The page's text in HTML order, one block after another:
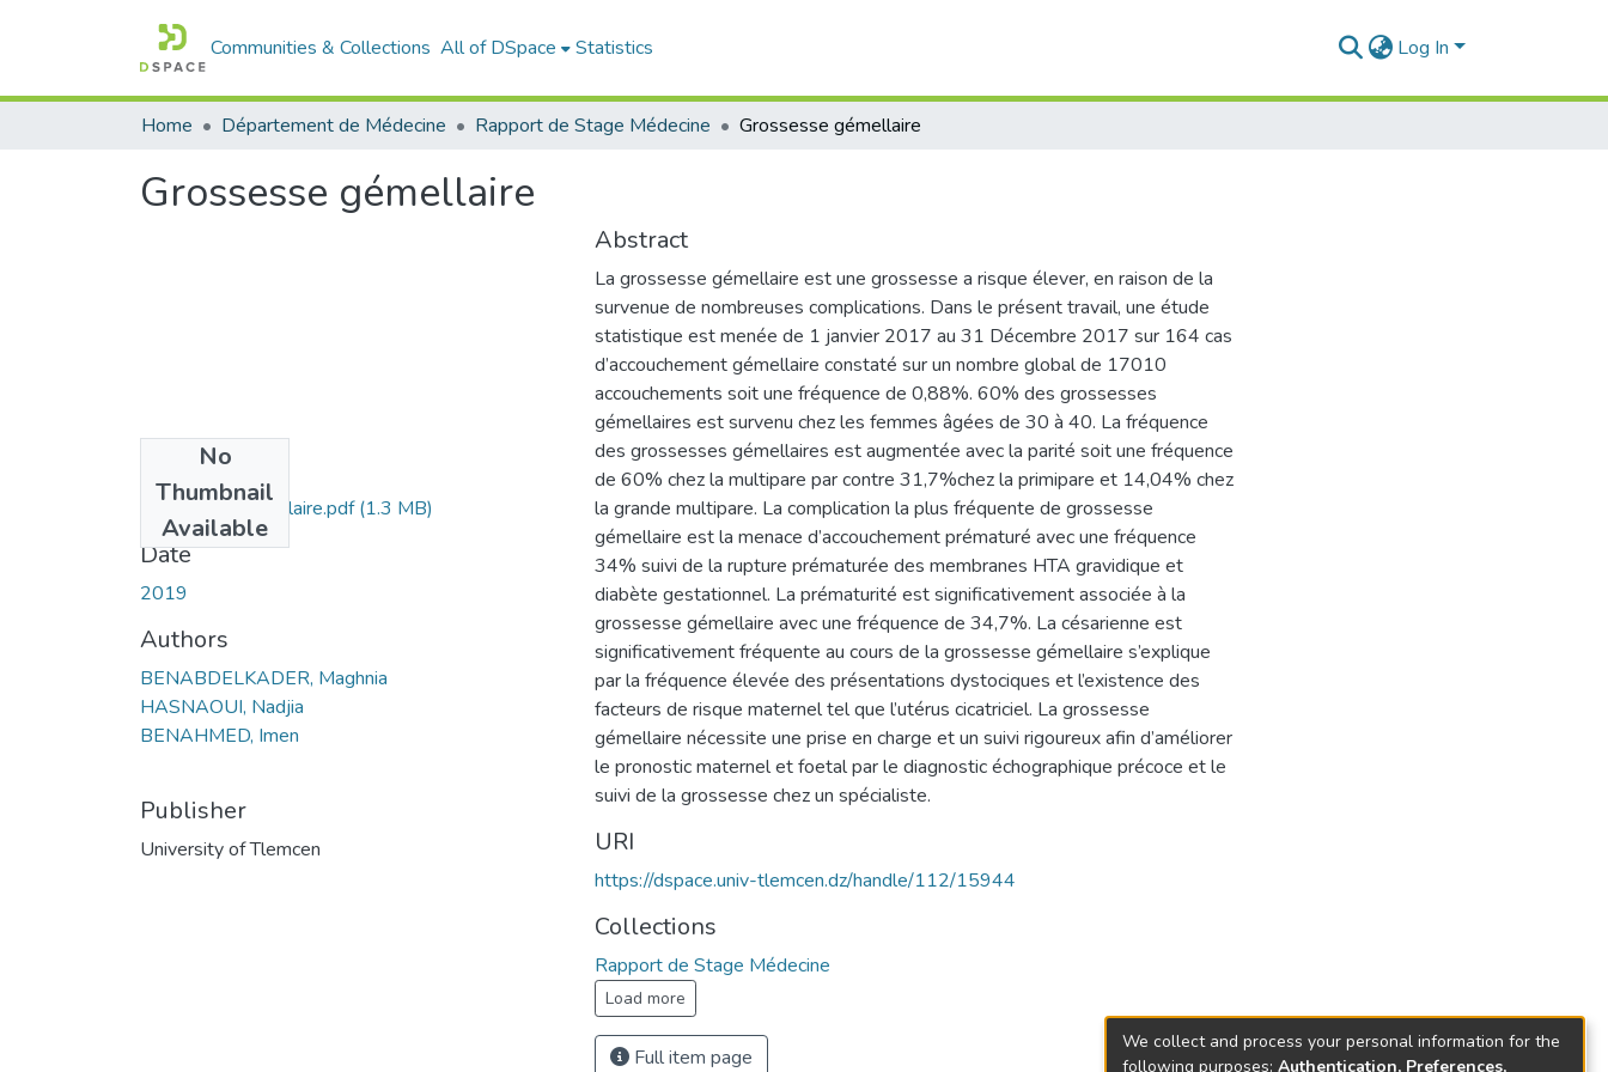
Communities & Collections All of DSpace Statistics Log In
Home Département de Médecine Rapport de Stage Médecine Grossesse gémellaire
Grossesse gémellaire
No
Thumbnail
Available
grossesse-gemellaire.pdf(1.3 MB)
Date
2019
Authors
BENABDELKADER, Maghnia
HASNAOUI, Nadjia
BENAHMED, Imen
Publisher
University of Tlemcen
Abstract
La grossesse gémellaire est une grossesse a risque élever, en raison de la
survenue de nombreuses complications. Dans le présent travail, une étude
statistique est menée de 1 janvier 2017 au 31 Décembre 2017 sur 164 cas
d’accouchement gémellaire constaté sur un nombre global de 17010
accouchements soit une fréquence de 0,88%. 60% des grossesses
gémellaires est survenu chez les femmes âgées de 30 à 40. La fréquence
des grossesses gémellaires est augmentée avec la parité soit une fréquence
de 60% chez la multipare par contre 31,7%chez la primipare et 14,04% chez
la grande multipare. La complication la plus fréquente de grossesse
gémellaire est la menace d’accouchement prématuré avec une fréquence
34% suivi de la rupture prématurée des membranes HTA gravidique et
diabète gestationnel. La prématurité est significativement associée à la
grossesse gémellaire avec une fréquence de 34,7%. La césarienne est
significativement fréquente au cours de la grossesse gémellaire s’explique
par la fréquence élevée des présentations dystociques et l’existence des
facteurs de risque maternel tel que l’utérus cicatriciel. La grossesse
gémellaire nécessite une prise en charge et un suivi rigoureux afin d’améliorer
le pronostic maternel et foetal par le diagnostic échographique précoce et le
suivi de la grossesse chez un spécialiste.
URI
https://dspace.univ-tlemcen.dz/handle/112/15944
Collections
Rapport de Stage Médecine
Load more
Full item page
We collect and process your personal information for the
following purposes: Authentication, Preferences,